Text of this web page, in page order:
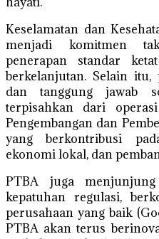
Keselamatan dan
menjadi komitmen
penerapan standar
berkelanjutan. Selain itu,
dan tanggung jawab
terpisahkan dari
Pengembangan dan
yang berkontribusi
ekonomi lokal, dan
PTBA juga
kepatuhan regulasi,
perusahaan yang baik
PTBA akan terus